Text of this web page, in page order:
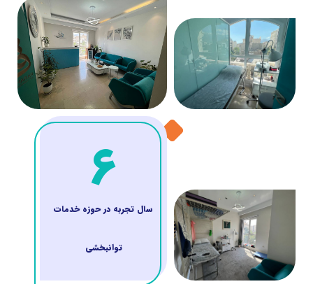
6
سال تجربه در حوزه خدمات
توانبخشی